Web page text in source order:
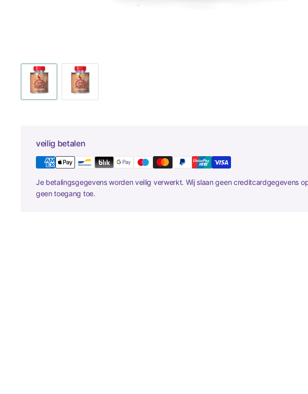
veilig betalen
Je betalingsgegevens worden veilig verwerkt. Wij slaan geen creditcardgegevens
geen toegang toe.